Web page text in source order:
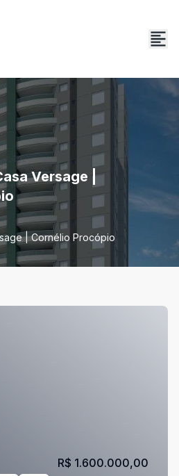
Versage |
| Cornélio Procópio
R$ 1.600.000,00